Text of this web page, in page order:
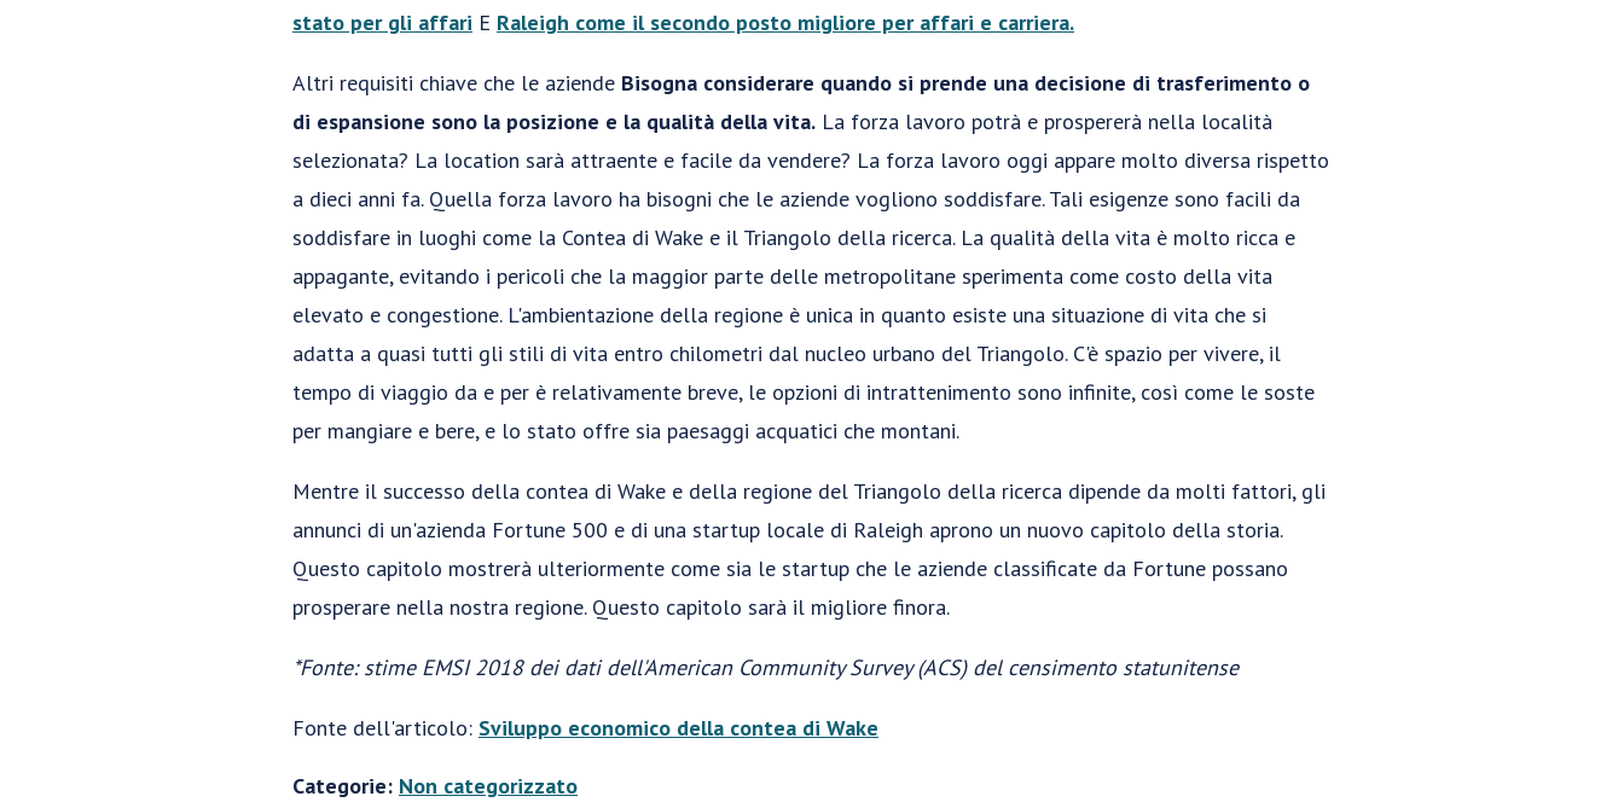
stato per gli affari E Raleigh come il secondo posto migliore per affari e carriera.
Altri requisiti chiave che le aziende Bisogna considerare quando si prende una decisione di trasferimento o
di espansione sono la posizione e la qualità della vita. La forza lavoro potrà e prospererà nella località
selezionata? La location sarà attraente e facile da vendere? La forza lavoro oggi appare molto diversa rispetto
a dieci anni fa. Quella forza lavoro ha bisogni che le aziende vogliono soddisfare. Tali esigenze sono facili da
soddisfare in luoghi come la Contea di Wake e il Triangolo della ricerca. La qualità della vita è molto ricca e
appagante, evitando i pericoli che la maggior parte delle metropolitane sperimenta come costo della vita
elevato e congestione. L'ambientazione della regione è unica in quanto esiste una situazione di vita che si
adatta a quasi tutti gli stili di vita entro chilometri dal nucleo urbano del Triangolo. C'è spazio per vivere, il
tempo di viaggio da e per è relativamente breve, le opzioni di intrattenimento sono infinite, così come le soste
per mangiare e bere, e lo stato offre sia paesaggi acquatici che montani.
Mentre il successo della contea di Wake e della regione del Triangolo della ricerca dipende da molti fattori, gli
annunci di un'azienda Fortune 500 e di una startup locale di Raleigh aprono un nuovo capitolo della storia.
Questo capitolo mostrerà ulteriormente come sia le startup che le aziende classificate da Fortune possano
prosperare nella nostra regione. Questo capitolo sarà il migliore finora.
*Fonte: stime EMSI 2018 dei dati dell'American Community Survey (ACS) del censimento statunitense
Fonte dell'articolo: Sviluppo economico della contea di Wake
Categorie: Non categorizzato